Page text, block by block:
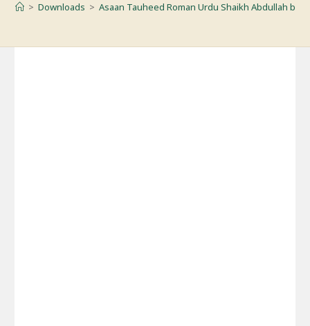
> Downloads > Asaan Tauheed Roman Urdu Shaikh Abdullah bin